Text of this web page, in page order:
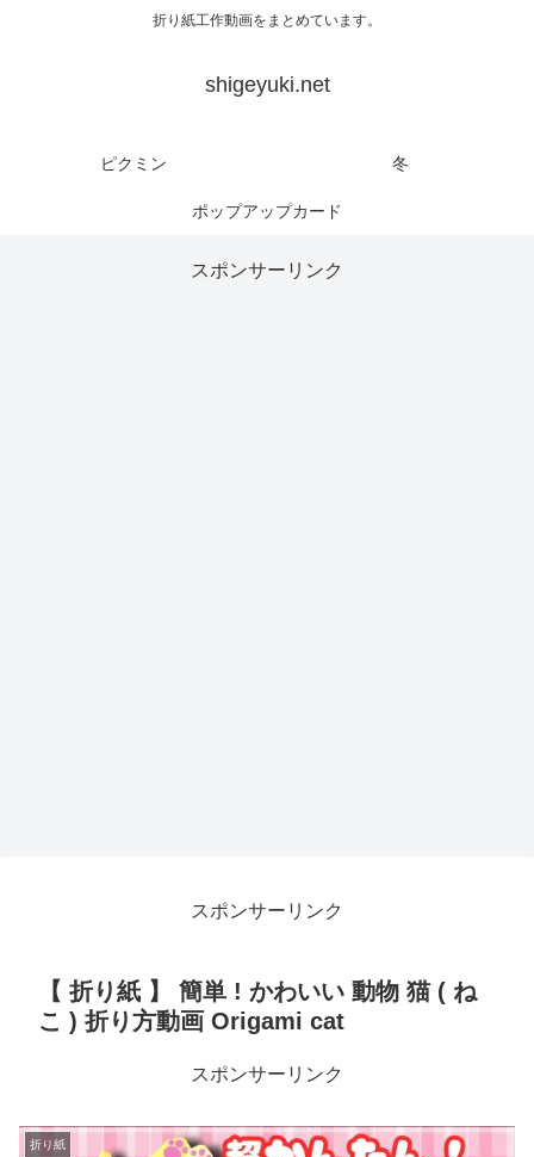
折り紙工作動画をまとめています。
shigeyuki.net
ピクミン 冬
ポップアップカード
スポンサーリンク
スポンサーリンク
【 折り紙 】 簡単 ! かわいい 動物 猫 ( ね
こ ) 折り方動画 Origami cat
スポンサーリンク
折り紙